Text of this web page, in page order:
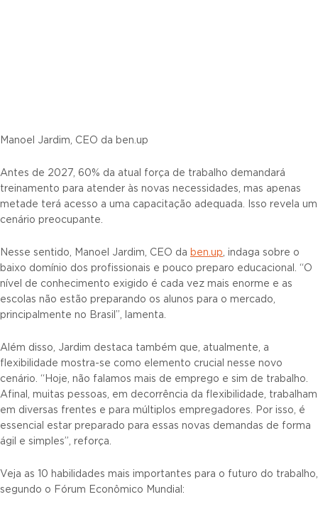
Manoel Jardim, CEO da ben.up
Antes de 2027, 60% da atual força de trabalho demandará
treinamento para atender às novas necessidades, mas apenas
metade terá acesso a uma capacitação adequada. Isso revela um
cenário preocupante.
Nesse sentido, Manoel Jardim, CEO da ben.up, indaga sobre o
baixo domínio dos profissionais e pouco preparo educacional. “O
nível de conhecimento exigido é cada vez mais enorme e as
escolas não estão preparando os alunos para o mercado,
principalmente no Brasil”, lamenta.
Além disso, Jardim destaca também que, atualmente, a
flexibilidade mostra-se como elemento crucial nesse novo
cenário. “Hoje, não falamos mais de emprego e sim de trabalho.
Afinal, muitas pessoas, em decorrência da flexibilidade, trabalham
em diversas frentes e para múltiplos empregadores. Por isso, é
essencial estar preparado para essas novas demandas de forma
ágil e simples”, reforça.
Veja as 10 habilidades mais importantes para o futuro do trabalho,
segundo o Fórum Econômico Mundial: